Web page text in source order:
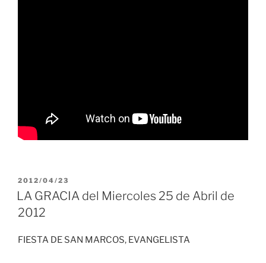
PUBLICADO
EL
2012/04/23
LA GRACIA del Miercoles 25 de Abril de
2012
FIESTA DE SAN MARCOS, EVANGELISTA